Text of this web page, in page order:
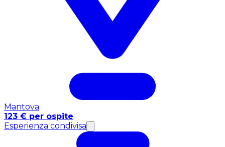
Mantova
123 € per ospite
Esperienza condivisa